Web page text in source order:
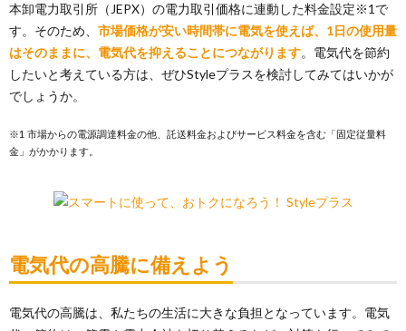
本卸電力取引所（JEPX）の電力取引価格に連動した料金設定※1で
す。そのため、 市場価格が安い時間帯に電気を使えば、1日の使用量
はそのままに、電気代を抑えることにつながります。電気代を節約
したいと考えている方は、ぜひStyleプラスを検討してみてはいかが
でしょうか。
※1 市場からの電源調達料金の他、託送料金およびサービス料金を含む「固定従量料
金」がかかります。
電気代の高騰に備えよう
電気代の高騰は、私たちの生活に大きな負担となっています。電気